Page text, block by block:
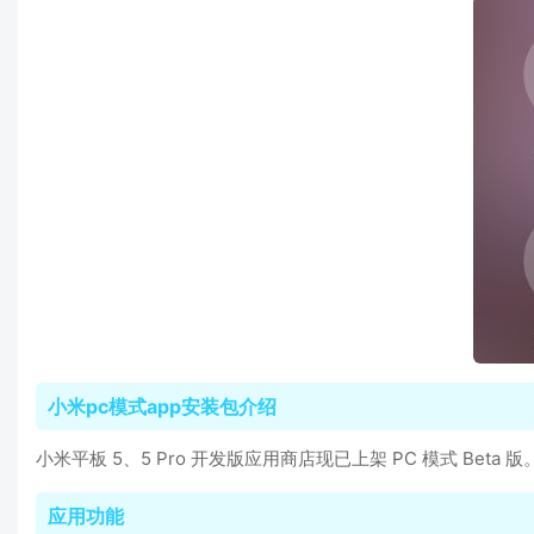
小米pc模式app安装包介绍
小米平板 5、5 Pro 开发版应用商店现已上架 PC 模式 Beta 版
应用功能